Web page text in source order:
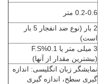
0.2-0.6 متر
2 بار (نوع ضد انفجار 5 بار
است)
3 میلی متر یا 0.1%F.S
(بیشترین مقدار از آنها)
نمایشگر زبان انگلیسی: اندازه
گیری سطح، اندازه گیری